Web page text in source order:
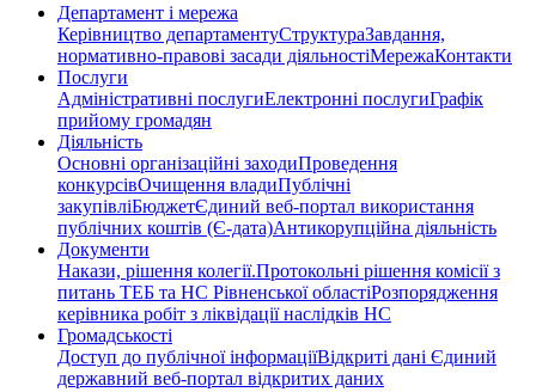
Департамент і мережа
Керівництво департаментуСтруктураЗавдання,
нормативно-правові засади діяльностіМережаКонтакти
Послуги
Адміністративні послугиЕлектронні послугиГрафік
прийому громадян
Діяльність
Основні організаційні заходиПроведення
конкурсівОчищення владиПублічні
закупівліБюджетЄдиний веб-портал використання
публічних коштів (Є-дата)Антикорупційна діяльність
Документи
Накази, рішення колегії.Протокольні рішення комісії з
питань ТЕБ та НС Рівненської областіРозпорядження
керівника робіт з ліквідації наслідків НС
Громадськості
Доступ до публічної інформаціїВідкриті дані Єдиний
державний веб-портал відкритих даних